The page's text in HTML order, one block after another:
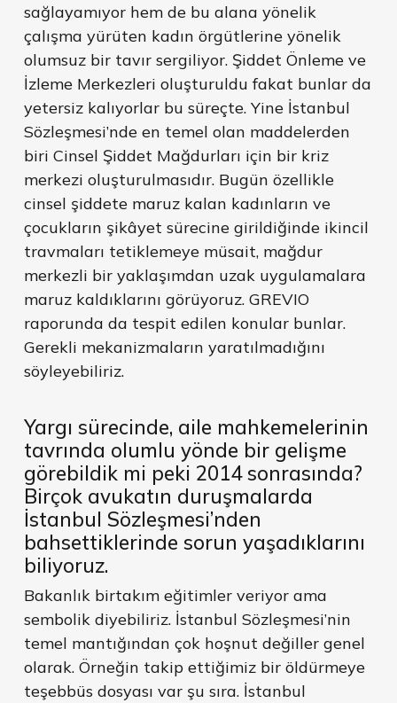
sağlayamıyor hem de bu alana yönelik
çalışma yürüten kadın örgütlerine yönelik
olumsuz bir tavır sergiliyor. Şiddet Önleme ve
İzleme Merkezleri oluşturuldu fakat bunlar da
yetersiz kalıyorlar bu süreçte. Yine İstanbul
Sözleşmesi’nde en temel olan maddelerden
biri Cinsel Şiddet Mağdurları için bir kriz
merkezi oluşturulmasıdır. Bugün özellikle
cinsel şiddete maruz kalan kadınların ve
çocukların şikâyet sürecine girildiğinde ikincil
travmaları tetiklemeye müsait, mağdur
merkezli bir yaklaşımdan uzak uygulamalara
maruz kaldıklarını görüyoruz. GREVIO
raporunda da tespit edilen konular bunlar.
Gerekli mekanizmaların yaratılmadığını
söyleyebiliriz.
Yargı sürecinde, aile mahkemelerinin
tavrında olumlu yönde bir gelişme
görebildik mi peki 2014 sonrasında?
Birçok avukatın duruşmalarda
İstanbul Sözleşmesi’nden
bahsettiklerinde sorun yaşadıklarını
biliyoruz.
Bakanlık birtakım eğitimler veriyor ama
sembolik diyebiliriz. İstanbul Sözleşmesi’nin
temel mantığından çok hoşnut değiller genel
olarak. Örneğin takip ettiğimiz bir öldürmeye
teşebbüs dosyası var şu sıra. İstanbul